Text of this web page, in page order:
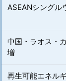
ASEANシングル
中国・ラオス・
増
再生可能エネル